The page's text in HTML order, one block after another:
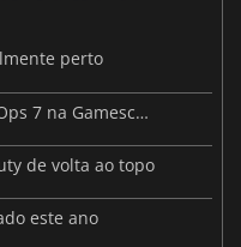
perto
Revelação de Call of Duty: Black Ops 7 na Gamescom Não Perca!
de volta ao topo
este ano